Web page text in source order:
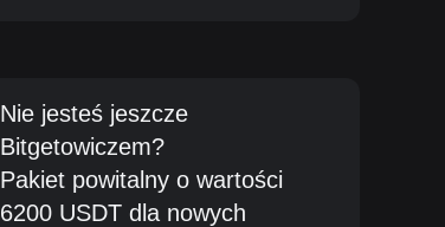
Nie jesteś jeszcze
Bitgetowiczem?
Pakiet powitalny o wartości
6200 USDT dla nowych